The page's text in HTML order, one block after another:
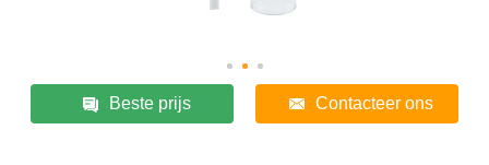
Beste prijs Contacteer ons